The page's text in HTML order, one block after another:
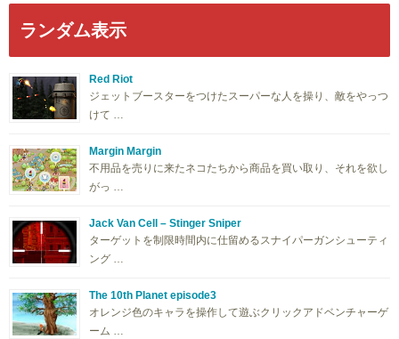
ランダム表示
Red Riot
ジェットブースターをつけたスーパーな人を操り、敵をやっつ
けて …
Margin Margin
不用品を売りに来たネコたちから商品を買い取り、それを欲し
がっ …
Jack Van Cell – Stinger Sniper
ターゲットを制限時間内に仕留めるスナイパーガンシューティ
ング …
The 10th Planet episode3
オレンジ色のキャラを操作して遊ぶクリックアドベンチャーゲ
ーム …